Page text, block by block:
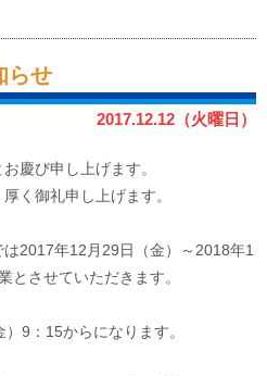
らせ
2017.12.12（火曜日）
慶び申し上げます。
く御礼申し上げます。
2017年12月29日（金）～2018年1
とさせていただきます。
9：15からになります。